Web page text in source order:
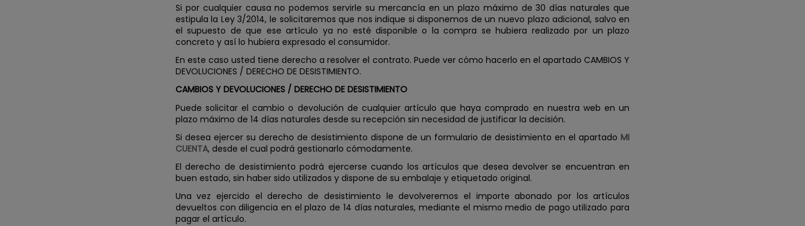
Si por cualquier causa no podemos servirle su mercancía en un plazo máximo de 30 días naturales que
estipula la Ley 3/2014, le solicitaremos que nos indique si disponemos de un nuevo plazo adicional, salvo en
el supuesto de que ese artículo ya no esté disponible o la compra se hubiera realizado por un plazo
concreto y así lo hubiera expresado el consumidor.
En este caso usted tiene derecho a resolver el contrato. Puede ver cómo hacerlo en el apartado CAMBIOS Y
DEVOLUCIONES / DERECHO DE DESISTIMIENTO.
CAMBIOS Y DEVOLUCIONES / DERECHO DE DESISTIMIENTO
Puede solicitar el cambio o devolución de cualquier artículo que haya comprado en nuestra web en un
plazo máximo de 14 días naturales desde su recepción sin necesidad de justificar la decisión.
Si desea ejercer su derecho de desistimiento dispone de un formulario de desistimiento en el apartado MI
CUENTA, desde el cual podrá gestionarlo cómodamente.
El derecho de desistimiento podrá ejercerse cuando los artículos que desea devolver se encuentran en
buen estado, sin haber sido utilizados y dispone de su embalaje y etiquetado original.
Una vez ejercido el derecho de desistimiento le devolveremos el importe abonado por los artículos
devueltos con diligencia en el plazo de 14 días naturales, mediante el mismo medio de pago utilizado para
pagar el artículo.